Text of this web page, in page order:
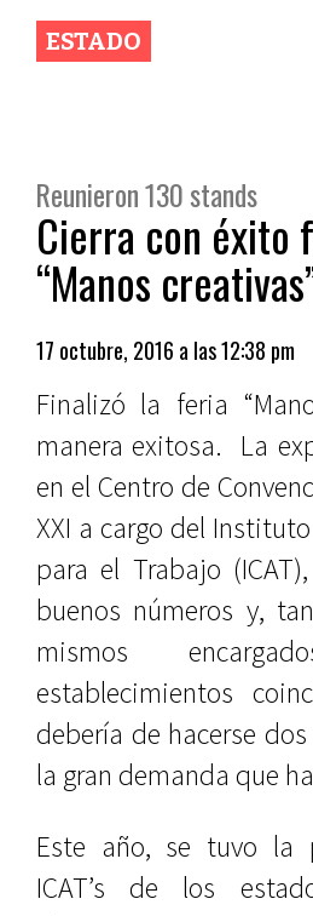
ESTADO
Reunieron 130 stands
Cierra con éxito
“Manos
17 octubre, 2016 a las 12:38 pm
Finalizó la feria
manera exitosa. La
en el Centro de
XXI a cargo del
para el Trabajo
buenos números y,
mismos
establecimientos
debería de hacerse
la gran demanda que
Este año, se tuvo la
ICAT’s de los